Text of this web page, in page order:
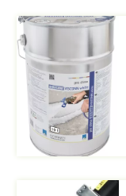
Afbeelding
Afbeelding